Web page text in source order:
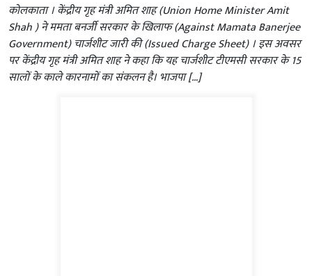
कोलकाता । केंद्रीय गृह मंत्री अमित शाह (Union Home Minister Amit
Shah ) ने ममता बनर्जी सरकार के खिलाफ (Against Mamata Banerjee
Government) चार्जशीट जारी की (Issued Charge Sheet) । इस अवसर
पर केंद्रीय गृह मंत्री अमित शाह ने कहा कि यह चार्जशीट टीएमसी सरकार के 15
सालों के काले कारनामों का संकलन है। भाजपा […]